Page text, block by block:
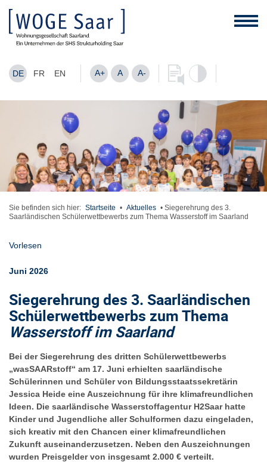
DE FR EN A+ A A-
Sie befinden sich hier: Startseite • Aktuelles • Siegerehrung des 3.
Saarländischen Schülerwettbewerbs zum Thema Wasserstoff im Saarland
Vorlesen
Juni 2026
Siegerehrung des 3. Saarländischen
Schülerwettbewerbs zum Thema
Wasserstoff im Saarland
Bei der Siegerehrung des dritten Schülerwettbewerbs
„wasSAARstoff“ am 17. Juni erhielten saarländische
Schülerinnen und Schüler von Bildungsstaatssekretärin
Jessica Heide eine Auszeichnung für ihre klimafreundlichen
Ideen. Die saarländische Wasserstoffagentur H2Saar hatte
Kinder und Jugendliche aller Schulformen dazu eingeladen,
sich kreativ mit den Chancen einer klimafreundlichen
Zukunft auseinanderzusetzen. Neben den Auszeichnungen
wurden Preisgelder von insgesamt 2.000 € verteilt.